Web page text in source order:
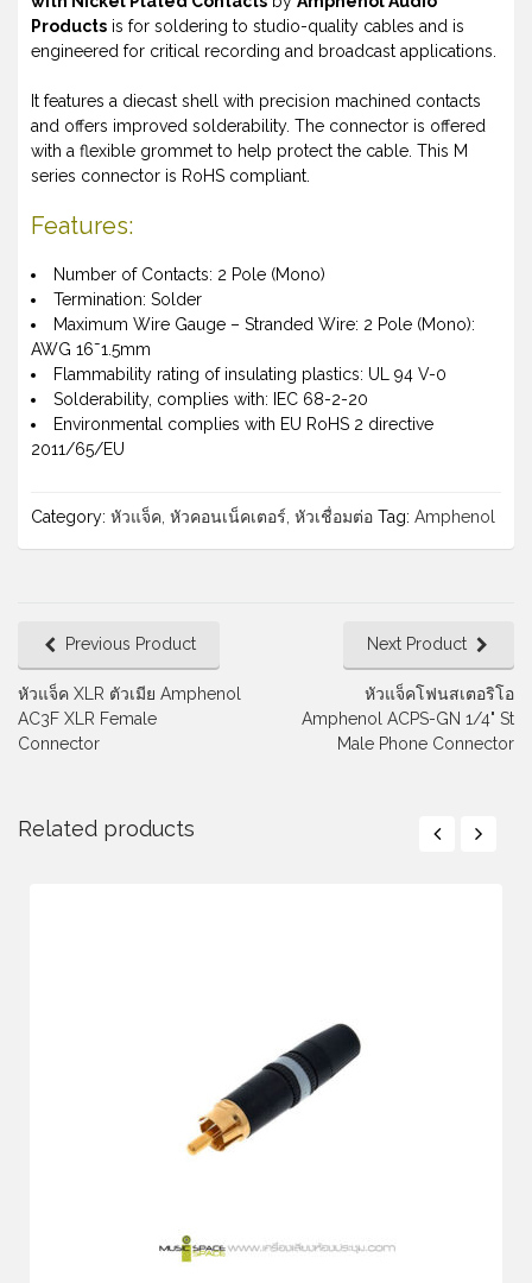
Products is for soldering to studio-quality cables and is
engineered for critical recording and broadcast applications.
It features a diecast shell with precision machined contacts
and offers improved solderability. The connector is offered
with a flexible grommet to help protect the cable. This M
series connector is RoHS compliant.
Features:
Number of Contacts: 2 Pole (Mono)
Termination: Solder
Maximum Wire Gauge – Stranded Wire: 2 Pole (Mono):
AWG 16˜1.5mm
Flammability rating of insulating plastics: UL 94 V-0
Solderability, complies with: IEC 68-2-20
Environmental complies with EU RoHS 2 directive
2011/65/EU
Category: หัวแจ็ค, หัวคอนเน็คเตอร์, หัวเชื่อมต่อ Tag: Amphenol
Previous Product
หัวแจ็ค XLR ตัวเมีย Amphenol
AC3F XLR Female
Connector
Next Product
หัวแจ็คโฟนสเตอริโอ
Amphenol ACPS-GN 1/4" St
Male Phone Connector
Related products